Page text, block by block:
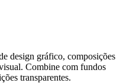
design gráfico, composições
Combine com fundos
transparentes.